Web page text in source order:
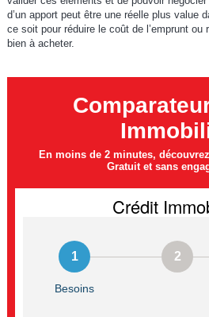
d’un apport peut être une réelle plus value
ce soit pour réduire le coût de l’emprunt ou
bien à acheter.
En moins de 2 minutes,
Gratuit et sans